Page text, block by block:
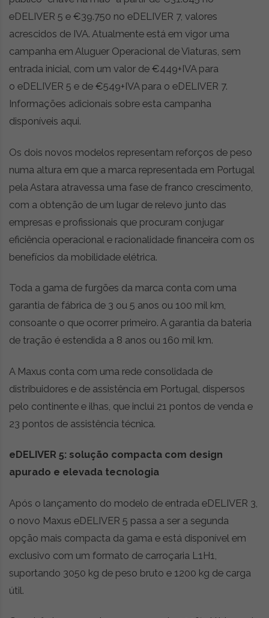
eDELIVER 5 e €39.750 no eDELIVER 7, valores
acrescidos de IVA. Atualmente está em vigor uma
campanha em Aluguer Operacional de Viaturas, sem
entrada inicial, com um valor de €449+IVA para
o eDELIVER 5 e de €549+IVA para o eDELIVER 7.
Informações adicionais sobre esta campanha
disponíveis aqui.
Os dois novos modelos representam reforços de peso
numa altura em que a marca representada em Portugal
pela Astara atravessa uma fase de franco crescimento,
com a obtenção de um lugar de relevo junto das
empresas e profissionais que procuram conjugar
eficiência operacional e racionalidade financeira com os
benefícios da mobilidade elétrica.
Toda a gama de furgões da marca conta com uma
garantia de fábrica de 3 ou 5 anos ou 100 mil km,
consoante o que ocorrer primeiro. A garantia da bateria
de tração é estendida a 8 anos ou 160 mil km.
A Maxus conta com uma rede consolidada de
distribuidores e de assistência em Portugal, dispersos
pelo continente e ilhas, que inclui 21 pontos de venda e
23 pontos de assistência técnica.
eDELIVER 5: solução compacta com design
apurado e elevada tecnologia
Após o lançamento do modelo de entrada eDELIVER 3,
o novo Maxus eDELIVER 5 passa a ser a segunda
opção mais compacta da gama e está disponível em
exclusivo com um formato de carroçaria L1H1,
suportando 3050 kg de peso bruto e 1200 kg de carga
útil.